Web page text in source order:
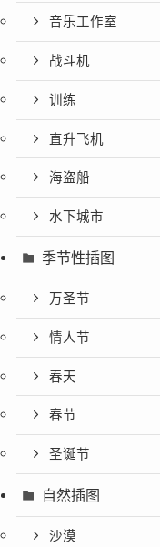
音乐工作室
战斗机
训练
直升飞机
海盗船
水下城市
季节性插图
万圣节
情人节
春天
春节
圣诞节
自然插图
沙漠